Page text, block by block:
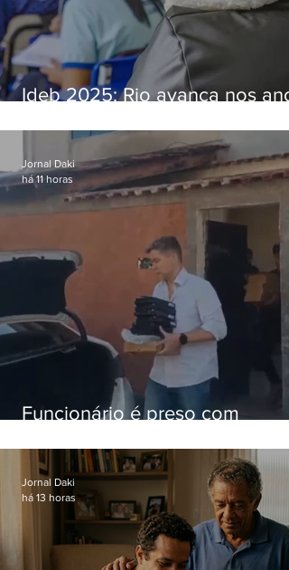
Ideb 2025: Rio avança nos
nacional
Funcionário é preso com
Hospital do Andaraí
Jornal Daki
há 11 horas
Jornal Daki
há 13 horas